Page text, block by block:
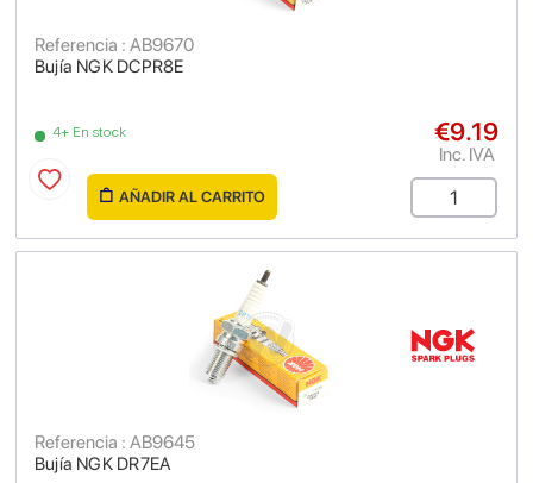
Bujía NGK DCPR8E
Referencia : AB9670
4+ En stock €9.19
Inc. IVA
AÑADIR AL CARRITO
Bujía NGK DR7EA
Referencia : AB9645